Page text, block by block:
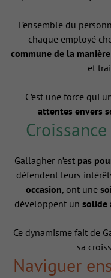
L’ensemble du
chaque employé
commune de la
et
C’est une force qui
attentes envers
Gallagher n’est pas
défendent leurs
occasion, ont une
développent un solide
Ce dynamisme fait de
sa
Naviguer